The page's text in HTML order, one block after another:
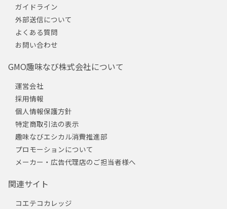
ガイドライン
外部送信について
よくある質問
お問い合わせ
GMO趣味なび株式会社について
運営会社
採用情報
個人情報保護方針
特定商取引法の表示
趣味なびエシカル消費推進部
プロモーションについて
メーカー・広告代理店のご担当者様へ
関連サイト
コエテコカレッジ